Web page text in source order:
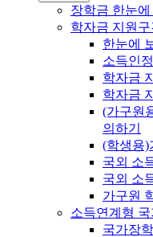
장학금 한눈에
학자금 지원구
한눈에
소득인
학자금
학자금
(가구원
의하기
(학생용)
국외 소
국외 소
가구원
소득연계형
국가장